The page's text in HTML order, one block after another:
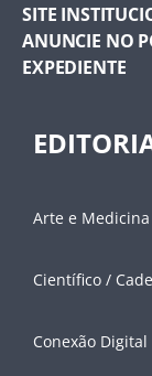
SITE
ANUNCIE NO
EXPEDIENTE
Arte e Medicina
Científico /
Conexão Digital